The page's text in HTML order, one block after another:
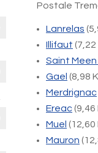
Postale
Lanrelas
Illifaut (7,22
Saint Meen
Gael (8,98
Merdrignac
Ereac(9,46
Muel (12,60
Mauron